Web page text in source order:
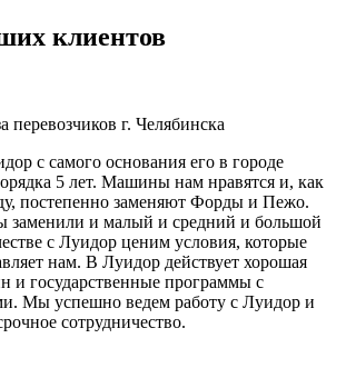
клиентов
перевозчиков г. Челябинска
с самого основания его в городе
5 лет. Машины нам нравятся и, как
постепенно заменяют Форды и Пежо.
заменили и малый и средний и большой
с Луидор ценим условия, которые
нам. В Луидор действует хорошая
и государственные программы с
Мы успешно ведем работу с Луидор и
сотрудничество.